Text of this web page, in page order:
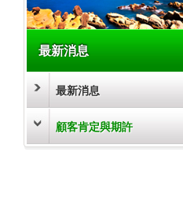
最新消息
最新消息
顧客肯定與期許